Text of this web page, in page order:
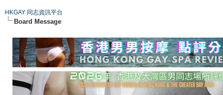
HKGAY 同志資訊平台
Board Message